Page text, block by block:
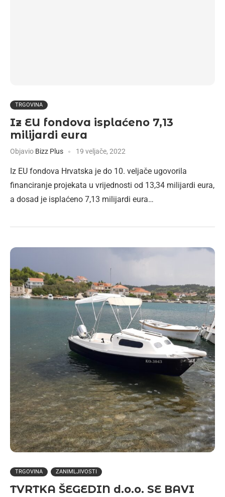
TRGOVINA
Iz EU fondova isplaćeno 7,13
milijardi eura
Objavio Bizz Plus 19 veljače, 2022
Iz EU fondova Hrvatska je do 10. veljače ugovorila
financiranje projekata u vrijednosti od 13,34 milijardi eura,
a dosad je isplaćeno 7,13 milijardi eura…
TRGOVINA ZANIMLJIVOSTI
TVRTKA ŠEGEDIN d.o.o. SE BAVI